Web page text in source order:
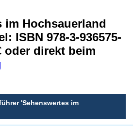
im Hochsauerland
ISBN 978-3-936575-
oder direkt beim
'Sehenswertes im